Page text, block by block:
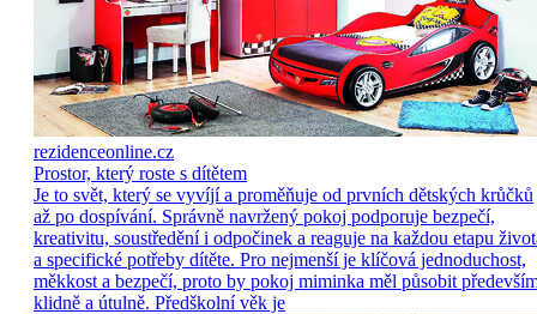
rezidenceonline.cz
Prostor, který roste s dítětem
Je to svět, který se vyvíjí a proměňuje od prvních dětských krůčků
až po dospívání. Správně navržený pokoj podporuje bezpečí,
kreativitu, soustředění i odpočinek a reaguje na každou etapu
a specifické potřeby dítěte. Pro nejmenší je klíčová jednoduchost,
měkkost a bezpečí, proto by pokoj miminka měl působit
klidně a útulně. Předškolní věk je